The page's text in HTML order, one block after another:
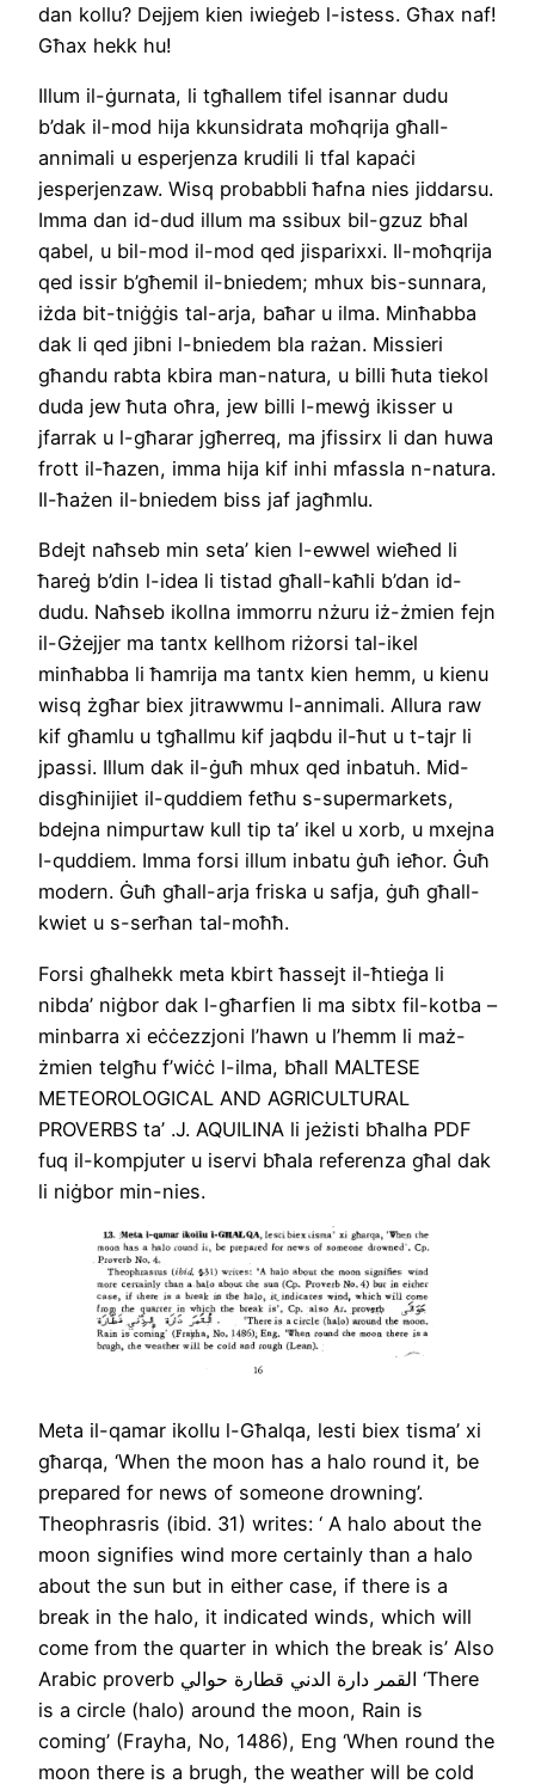
dan kollu? Dejjem kien iwieġeb l-istess. Għax naf!
Għax hekk hu!
Illum il-ġurnata, li tgħallem tifel isannar dudu
b’dak il-mod hija kkunsidrata moħqrija għall-
annimali u esperjenza krudili li tfal kapaċi
jesperjenzaw. Wisq probabbli ħafna nies jiddarsu.
Imma dan id-dud illum ma ssibux bil-gzuz bħal
qabel, u bil-mod il-mod qed jisparixxi. Il-moħqrija
qed issir b’għemil il-bniedem; mhux bis-sunnara,
iżda bit-tniġġis tal-arja, baħar u ilma. Minħabba
dak li qed jibni l-bniedem bla rażan. Missieri
għandu rabta kbira man-natura, u billi ħuta tiekol
duda jew ħuta oħra, jew billi l-mewġ ikisser u
jfarrak u l-għarar jgħerreq, ma jfissirx li dan huwa
frott il-ħazen, imma hija kif inhi mfassla n-natura.
Il-ħażen il-bniedem biss jaf jagħmlu.
Bdejt naħseb min seta’ kien l-ewwel wieħed li
ħareġ b’din l-idea li tistad għall-kaħli b’dan id-
dudu. Naħseb ikollna immorru nżuru iż-żmien fejn
il-Gżejjer ma tantx kellhom riżorsi tal-ikel
minħabba li ħamrija ma tantx kien hemm, u kienu
wisq żgħar biex jitrawwmu l-annimali. Allura raw
kif għamlu u tgħallmu kif jaqbdu il-ħut u t-tajr li
jpassi. Illum dak il-ġuħ mhux qed inbatuh. Mid-
disgħinijiet il-quddiem fetħu s-supermarkets,
bdejna nimpurtaw kull tip ta’ ikel u xorb, u mxejna
l-quddiem. Imma forsi illum inbatu ġuħ ieħor. Ġuħ
modern. Ġuħ għall-arja friska u safja, ġuħ għall-
kwiet u s-serħan tal-moħħ.
Forsi għalhekk meta kbirt ħassejt il-ħtieġa li
nibda’ niġbor dak l-għarfien li ma sibtx fil-kotba –
minbarra xi eċċezzjoni l’hawn u l’hemm li maż-
żmien telgħu f’wiċċ l-ilma, bħall MALTESE
METEOROLOGICAL AND AGRICULTURAL
PROVERBS ta’ .J. AQUILINA li jeżisti bħalha PDF
fuq il-kompjuter u iservi bħala referenza għal dak
li niġbor min-nies.
Meta il-qamar ikollu l-Għalqa, lesti biex tisma’ xi
għarqa, ‘When the moon has a halo round it, be
prepared for news of someone drowning’.
Theophrasris (ibid. 31) writes: ‘ A halo about the
moon signifies wind more certainly than a halo
about the sun but in either case, if there is a
break in the halo, it indicated winds, which will
come from the quarter in which the break is’ Also
Arabic proverb القمر دارة الدني قطارة حوالي ‘There
is a circle (halo) around the moon, Rain is
coming’ (Frayha, No, 1486), Eng ‘When round the
moon there is a brugh, the weather will be cold